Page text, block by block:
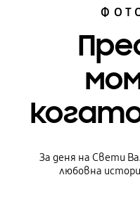
За деня на Свети
любовна